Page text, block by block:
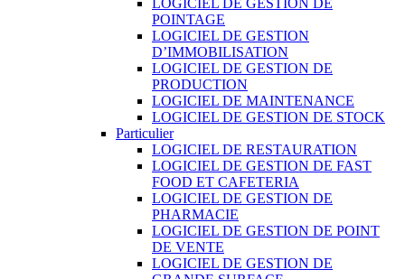
LOGICIEL DE GESTION DE
POINTAGE
LOGICIEL DE GESTION
D’IMMOBILISATION
LOGICIEL DE GESTION DE
PRODUCTION
LOGICIEL DE MAINTENANCE
LOGICIEL DE GESTION DE STOCK
Particulier
LOGICIEL DE RESTAURATION
LOGICIEL DE GESTION DE FAST
FOOD ET CAFETERIA
LOGICIEL DE GESTION DE
PHARMACIE
LOGICIEL DE GESTION DE POINT
DE VENTE
LOGICIEL DE GESTION DE